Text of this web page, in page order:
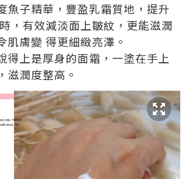
魚子精華，豐盈乳霜質地，提升
，有效減淡面上皺紋，更能滋潤
肌膚變 得更細緻亮澤。
得上是厚身的面霜，一塗在手上
滋潤度整高。